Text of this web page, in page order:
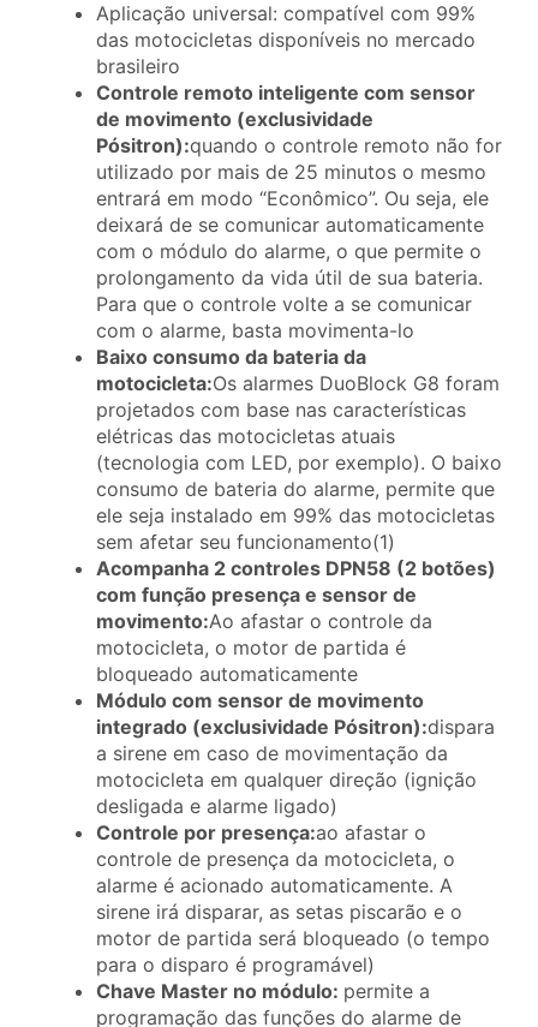
Aplicação universal: compatível com 99%
das motocicletas disponíveis no mercado
brasileiro
Controle remoto inteligente com sensor
de movimento (exclusividade
Pósitron):quando o controle remoto não for
utilizado por mais de 25 minutos o mesmo
entrará em modo “Econômico”. Ou seja, ele
deixará de se comunicar automaticamente
com o módulo do alarme, o que permite o
prolongamento da vida útil de sua bateria.
Para que o controle volte a se comunicar
com o alarme, basta movimenta-lo
Baixo consumo da bateria da
motocicleta:Os alarmes DuoBlock G8 foram
projetados com base nas características
elétricas das motocicletas atuais
(tecnologia com LED, por exemplo). O baixo
consumo de bateria do alarme, permite que
ele seja instalado em 99% das motocicletas
sem afetar seu funcionamento(1)
Acompanha 2 controles DPN58 (2 botões)
com função presença e sensor de
movimento:Ao afastar o controle da
motocicleta, o motor de partida é
bloqueado automaticamente
Módulo com sensor de movimento
integrado (exclusividade Pósitron):dispara
a sirene em caso de movimentação da
motocicleta em qualquer direção (ignição
desligada e alarme ligado)
Controle por presença:ao afastar o
controle de presença da motocicleta, o
alarme é acionado automaticamente. A
sirene irá disparar, as setas piscarão e o
motor de partida será bloqueado (o tempo
para o disparo é programável)
Chave Master no módulo: permite a
programação das funções do alarme de